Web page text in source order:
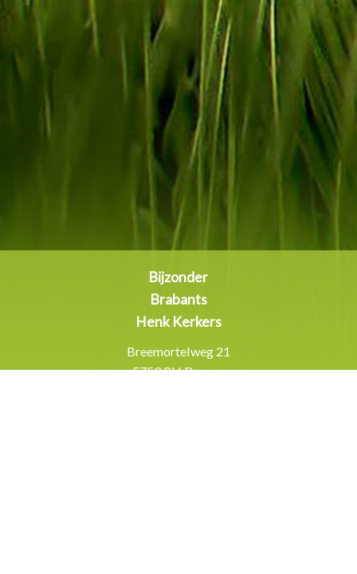
Bijzonder
Brabants
Henk Kerkers
Breemortelweg 21
5753 RH Deurne